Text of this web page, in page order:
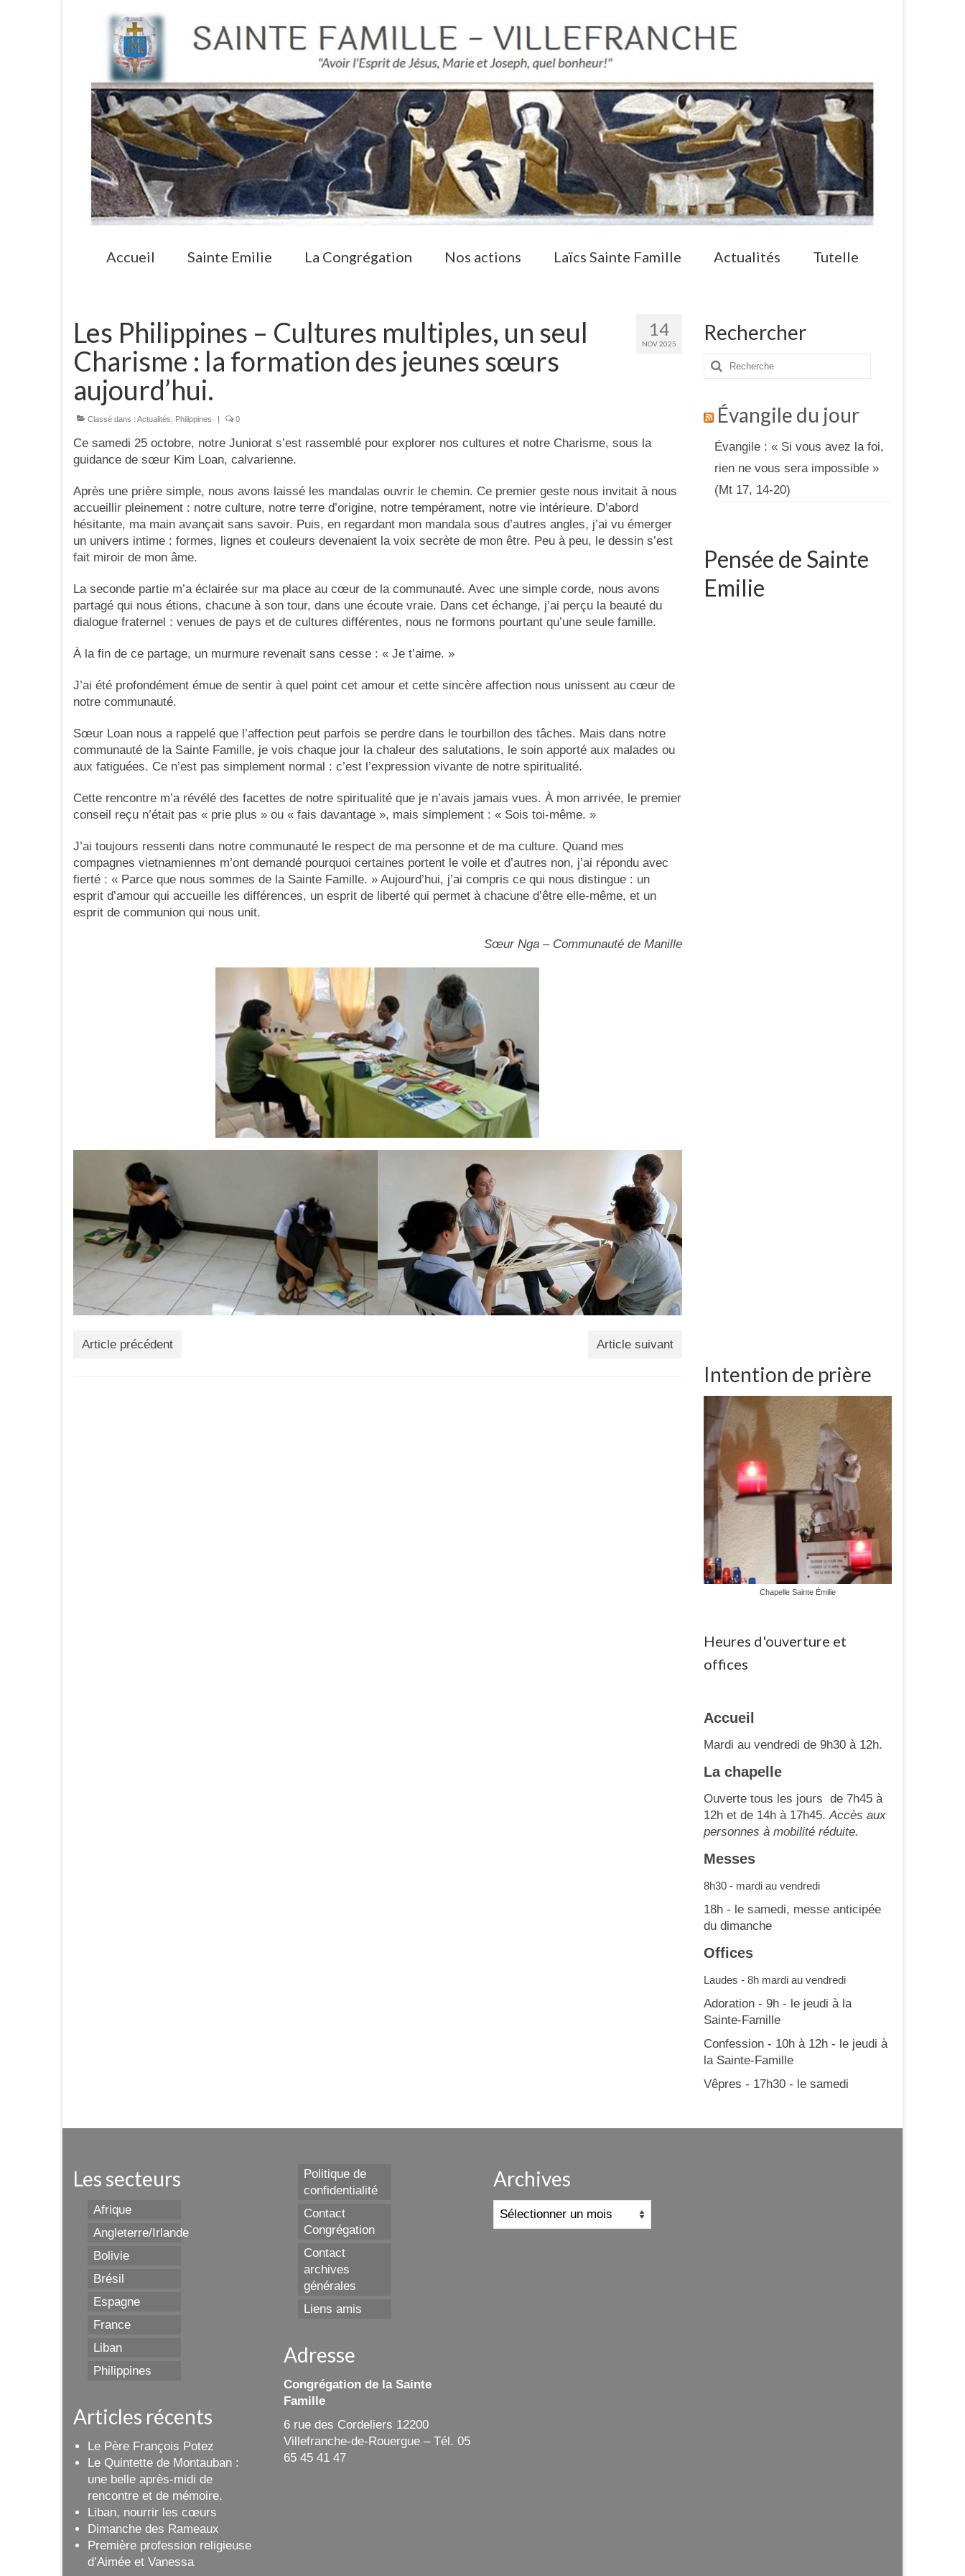
Accueil Sainte Emilie La Congrégation Nos actions Laïcs Sainte Famille Actualités Tutelle
14
NOV 2025
Les Philippines – Cultures multiples, un seul
Charisme : la formation des jeunes sœurs
aujourd’hui.
Classé dans : Actualités Philippines | 0
Ce samedi 25 octobre, notre Juniorat s’est rassemblé pour explorer nos cultures et notre Charisme, sous la
guidance de sœur Kim Loan, calvarienne.
Après une prière simple, nous avons laissé les mandalas ouvrir le chemin. Ce premier geste nous invitait à nous
accueillir pleinement : notre culture, notre terre d’origine, notre tempérament, notre vie intérieure. D’abord
hésitante, ma main avançait sans savoir. Puis, en regardant mon mandala sous d’autres angles, j’ai vu émerger
un univers intime : formes, lignes et couleurs devenaient la voix secrète de mon être. Peu à peu, le dessin s’est
fait miroir de mon âme.
La seconde partie m’a éclairée sur ma place au cœur de la communauté. Avec une simple corde, nous avons
partagé qui nous étions, chacune à son tour, dans une écoute vraie. Dans cet échange, j’ai perçu la beauté du
dialogue fraternel : venues de pays et de cultures différentes, nous ne formons pourtant qu’une seule famille.
À la fin de ce partage, un murmure revenait sans cesse : « Je t’aime. »
J’ai été profondément émue de sentir à quel point cet amour et cette sincère affection nous unissent au cœur de
notre communauté.
Sœur Loan nous a rappelé que l’affection peut parfois se perdre dans le tourbillon des tâches. Mais dans notre
communauté de la Sainte Famille, je vois chaque jour la chaleur des salutations, le soin apporté aux malades ou
aux fatiguées. Ce n’est pas simplement normal : c’est l’expression vivante de notre spiritualité.
Cette rencontre m’a révélé des facettes de notre spiritualité que je n’avais jamais vues. À mon arrivée, le premier
conseil reçu n’était pas « prie plus » ou « fais davantage », mais simplement : « Sois toi-même. »
J’ai toujours ressenti dans notre communauté le respect de ma personne et de ma culture. Quand mes
compagnes vietnamiennes m’ont demandé pourquoi certaines portent le voile et d’autres non, j’ai répondu avec
fierté : « Parce que nous sommes de la Sainte Famille. » Aujourd’hui, j’ai compris ce qui nous distingue : un
esprit d’amour qui accueille les différences, un esprit de liberté qui permet à chacune d’être elle-même, et un
esprit de communion qui nous unit.
Sœur Nga – Communauté de Manille
Article précédent Article suivant
Rechercher
Rechercher
:
Évangile du jour
Évangile : « Si vous avez la foi,
rien ne vous sera impossible »
(Mt 17, 14-20)
Pensée de Sainte
Emilie
Intention de prière
Chapelle Sainte Émilie
Heures d'ouverture et
offices
Accueil
Mardi au vendredi de 9h30 à 12h.
La chapelle
Ouverte tous les jours de 7h45 à
12h et de 14h à 17h45.Accès aux
personnes à mobilité réduite.
Messes
8h30 - mardi au vendredi
18h - le samedi, messe anticipée
du dimanche
Offices
Laudes - 8h mardi au vendredi
Adoration - 9h - le jeudi à la
Sainte-Famille
Confession - 10h à 12h - le jeudi à
la Sainte-Famille
Vêpres - 17h30 - le samedi
Les secteurs
Afrique
Angleterre/Irlande
Bolivie
Brésil
Espagne
France
Liban
Philippines
Articles récents
Le Père François Potez
Le Quintette de Montauban :
une belle après-midi de
rencontre et de mémoire.
Liban, nourrir les cœurs
Dimanche des Rameaux
Première profession religieuse
d’Aimée et Vanessa
Politique de
confidentialité
Contact
Congrégation
Contact
archives
générales
Liens amis
Adresse
Congrégation de la Sainte
Famille
6 rue des Cordeliers 12200
Villefranche-de-Rouergue – Tél. 05
65 45 41 47
Archives
Archives